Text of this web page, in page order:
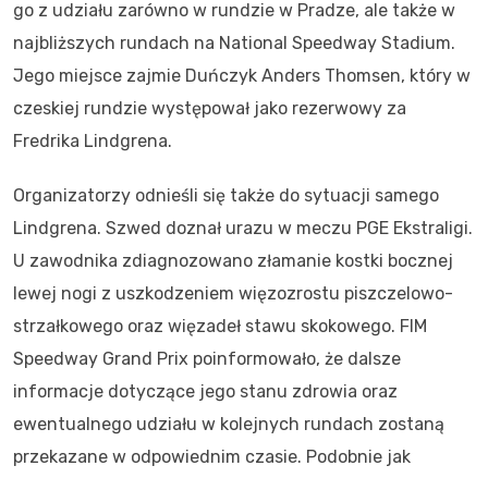
go z udziału zarówno w rundzie w Pradze, ale także w
najbliższych rundach na National Speedway Stadium.
Jego miejsce zajmie Duńczyk Anders Thomsen, który w
czeskiej rundzie występował jako rezerwowy za
Fredrika Lindgrena.
Organizatorzy odnieśli się także do sytuacji samego
Lindgrena. Szwed doznał urazu w meczu PGE Ekstraligi.
U zawodnika zdiagnozowano złamanie kostki bocznej
lewej nogi z uszkodzeniem więzozrostu piszczelowo-
strzałkowego oraz więzadeł stawu skokowego. FIM
Speedway Grand Prix poinformowało, że dalsze
informacje dotyczące jego stanu zdrowia oraz
ewentualnego udziału w kolejnych rundach zostaną
przekazane w odpowiednim czasie. Podobnie jak